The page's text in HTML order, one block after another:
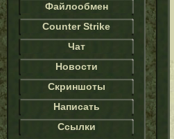
Файлообмен
Counter Strike
Чат
Новости
Скриншоты
Написать
Ссылки